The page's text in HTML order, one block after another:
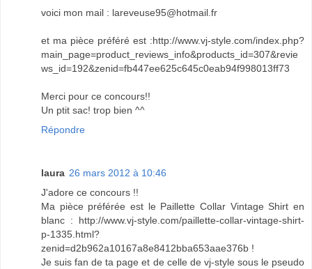
voici mon mail : lareveuse95@hotmail.fr
et ma pièce préféré est :http://www.vj-style.com/index.php?
main_page=product_reviews_info&products_id=307&revie
ws_id=192&zenid=fb447ee625c645c0eab94f998013ff73
Merci pour ce concours!!
Un ptit sac! trop bien ^^
Répondre
laura 26 mars 2012 à 10:46
J'adore ce concours !!
Ma pièce préférée est le Paillette Collar Vintage Shirt en
blanc : http://www.vj-style.com/paillette-collar-vintage-shirt-
p-1335.html?
zenid=d2b962a10167a8e8412bba653aae376b !
Je suis fan de ta page et de celle de vj-style sous le pseudo